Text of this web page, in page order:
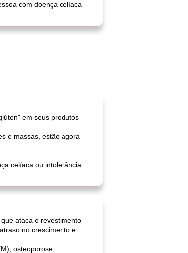
com doença celíaca
em seus produtos
e massas, estão agora
celíaca ou intolerância
ataca o revestimento
no crescimento e
osteoporose,